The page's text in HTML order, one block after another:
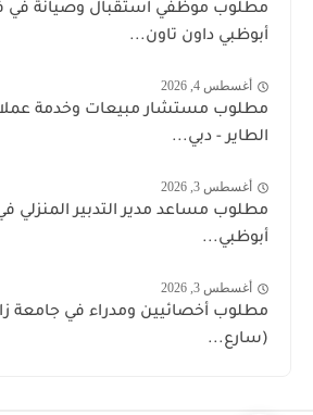
مطلوب موظفي استقبال وصيانة في
أبوظبي داون تاون...
أغسطس 4, 2026
مطلوب مستشار مبيعات وخدمة
الطاير - دبي...
أغسطس 3, 2026
مطلوب مساعد مدير التدبير المنزلي
أبوظبي...
أغسطس 3, 2026
(سارع...